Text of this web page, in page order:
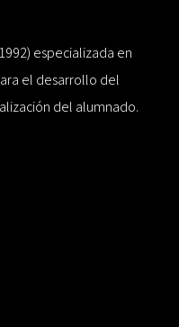
especializada en
el desarrollo del
del alumnado.